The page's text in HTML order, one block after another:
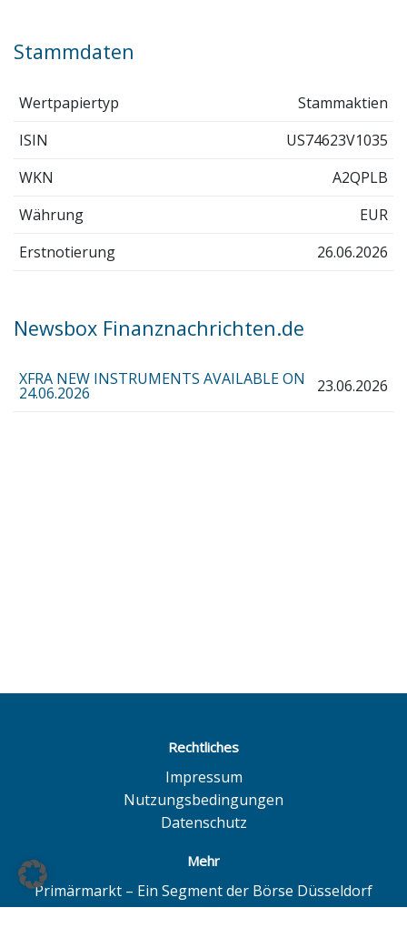
Stammdaten
Wertpapiertyp
Stammaktien
ISIN
US74623V1035
WKN
A2QPLB
Währung
EUR
Erstnotierung
26.06.2026
Newsbox Finanznachrichten.de
XFRA NEW INSTRUMENTS AVAILABLE ON
24.06.2026 23.06.2026
Rechtliches
Impressum
Nutzungsbedingungen
Datenschutz
Mehr
Primärmarkt – Ein Segment der Börse Düsseldorf
Quotrix – Ein System der Börse Düsseldorf